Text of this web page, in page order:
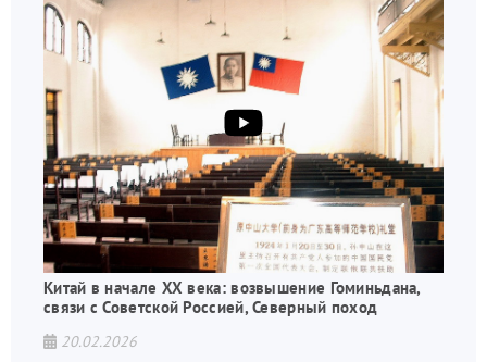
Китай в начале XX века: возвышение Гоминьдана,
связи с Советской Россией, Северный поход
20.02.2026